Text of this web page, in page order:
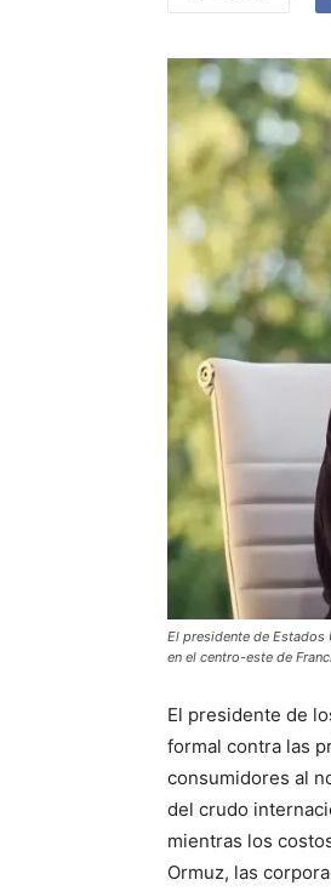
El presidente de Estados
en el centro-este de
El presidente de
formal contra las
consumidores al
del crudo
mientras los
Ormuz, las